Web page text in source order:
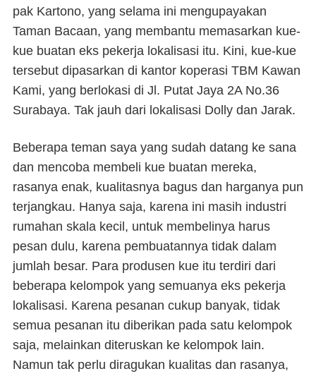
pak Kartono, yang selama ini mengupayakan
Taman Bacaan, yang membantu memasarkan kue-
kue buatan eks pekerja lokalisasi itu. Kini, kue-kue
tersebut dipasarkan di kantor koperasi TBM Kawan
Kami, yang berlokasi di Jl. Putat Jaya 2A No.36
Surabaya. Tak jauh dari lokalisasi Dolly dan Jarak.
Beberapa teman saya yang sudah datang ke sana
dan mencoba membeli kue buatan mereka,
rasanya enak, kualitasnya bagus dan harganya pun
terjangkau. Hanya saja, karena ini masih industri
rumahan skala kecil, untuk membelinya harus
pesan dulu, karena pembuatannya tidak dalam
jumlah besar. Para produsen kue itu terdiri dari
beberapa kelompok yang semuanya eks pekerja
lokalisasi. Karena pesanan cukup banyak, tidak
semua pesanan itu diberikan pada satu kelompok
saja, melainkan diteruskan ke kelompok lain.
Namun tak perlu diragukan kualitas dan rasanya,